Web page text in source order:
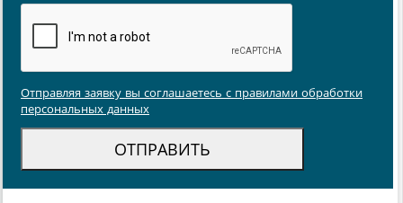
Отправляя заявку вы соглашаетесь с правилами обработки
персональных данных